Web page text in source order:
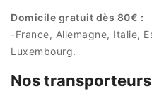
Domicile gratuit dès 80€ :
-France, Allemagne, Italie,
Luxembourg.
Nos transporteurs